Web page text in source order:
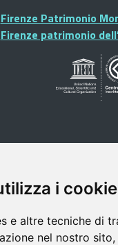
i cookie
e altre tecniche di
nel nostro
Firenze Patrimonio
Firenze patrimonio